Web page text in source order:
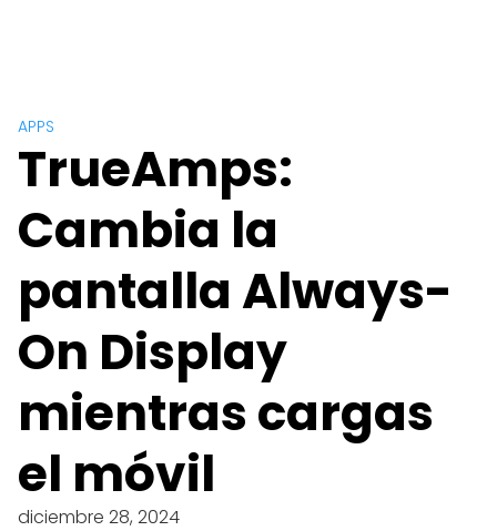
APPS
TrueAmps:
Cambia la
pantalla Always-
On Display
mientras cargas
el móvil
diciembre 28, 2024